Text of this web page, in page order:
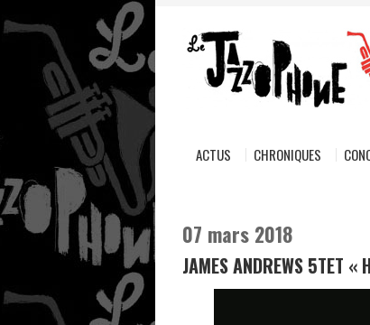
ACTUS CHRONIQUES
07 mars 2018
JAMES ANDREWS 5TET «